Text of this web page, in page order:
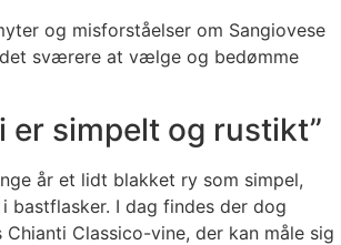
og misforståelser om Sangiovese
sværere at vælge og bedømme
er simpelt og rustikt”
år et lidt blakket ry som simpel,
bastflasker. I dag findes der dog
Classico-vine, der kan måle sig